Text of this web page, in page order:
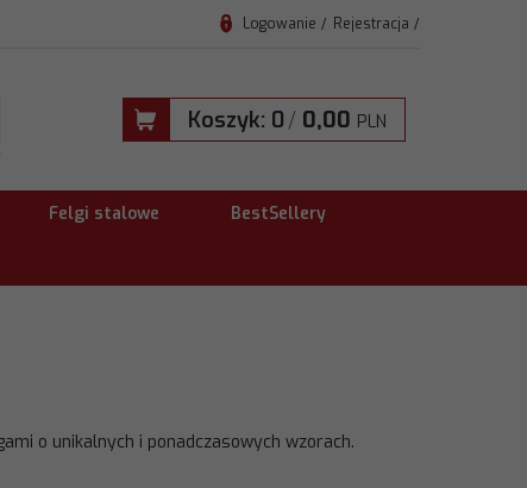
Logowanie Rejestracja
Koszyk: 0 / 0,00 PLN
Felgi stalowe BestSellery
o unikalnych i ponadczasowych wzorach.